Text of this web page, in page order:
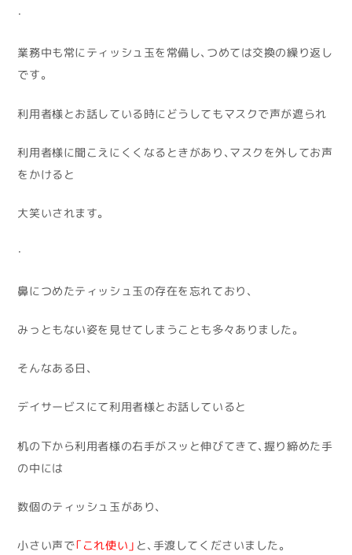
・
業務中も常にティッシュ玉を常備し、つめては交換の繰り返し
です。
利用者様とお話している時にどうしてもマスクで声が遮られ
利用者様に聞こえにくくなるときがあり、マスクを外してお声
をかけると
大笑いされます。
・
鼻につめたティッシュ玉の存在を忘れており、
みっともない姿を見せてしまうことも多々ありました。
そんなある日、
デイサービスにて利用者様とお話していると
机の下から利用者様の右手がスッと伸びてきて、握り締めた手
の中には
数個のティッシュ玉があり、
小さい声で 「これ使い」 と、手渡してくださいました。